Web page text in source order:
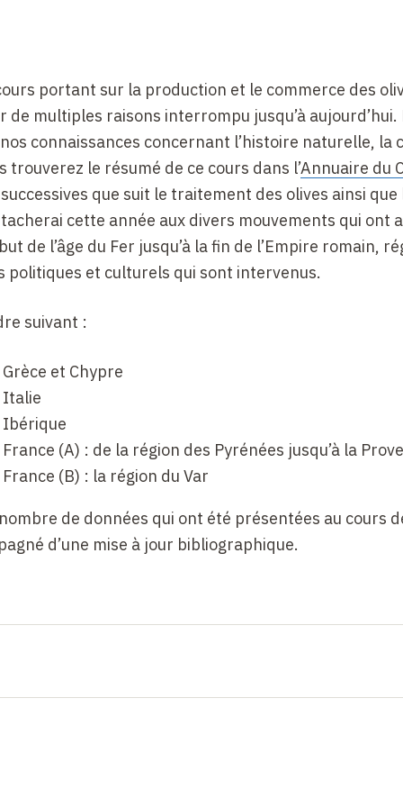
portant sur la production et le commerce des
de multiples raisons interrompu jusqu’à
connaissances concernant l’histoire naturelle, la
trouverez le résumé de ce cours dans l’Annuaire du
que suit le traitement des olives ainsi que
cette année aux divers mouvements qui ont
de l’âge du Fer jusqu’à la fin de l’Empire romain,
et culturels qui sont intervenus.
suivant :
et Chypre
Italie
Ibérique
(A) : de la région des Pyrénées jusqu’à la
(B) : la région du Var
de données qui ont été présentées au cours
d’une mise à jour bibliographique.